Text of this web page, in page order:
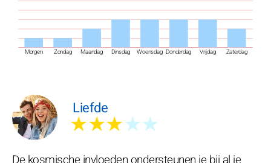
Morgen Zondag Maandag Dinsdag Woensdag Donderdag Vrijdag Zaterdag
Liefde
★★★★★